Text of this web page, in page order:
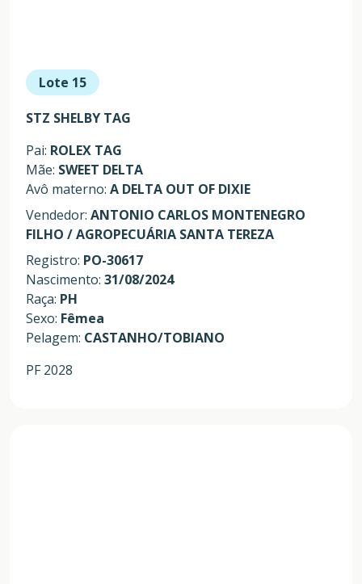
Lote 15
STZ SHELBY TAG
Pai: ROLEX TAG
Mãe: SWEET DELTA
Avô materno: A DELTA OUT OF DIXIE
Vendedor: ANTONIO CARLOS MONTENEGRO
FILHO / AGROPECUÁRIA SANTA TEREZA
Registro: PO-30617
Nascimento: 31/08/2024
Raça: PH
Sexo: Fêmea
Pelagem: CASTANHO/TOBIANO
PF 2028